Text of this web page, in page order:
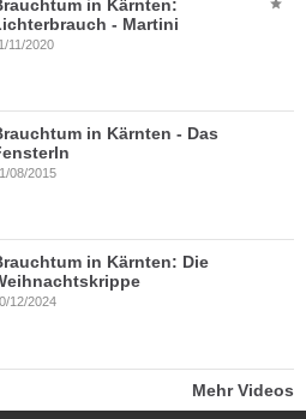
in Kärnten:
- Martini
11/2020
in Kärnten - Das
08/2015
in Kärnten: Die
12/2024
Mehr Videos